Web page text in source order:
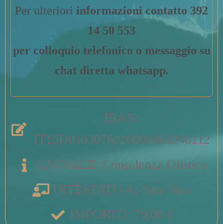
Per ulteriori informazioni contatto 392
14 50 553
per colloquio telefonico o messaggio su
chat diretta whatsapp.
IBAN:
IT15D0103076020000063246112
CAUSALE: Consulenza Olistica
INTESTATO A: Sara Sica
IMPORTO: 70,00 €